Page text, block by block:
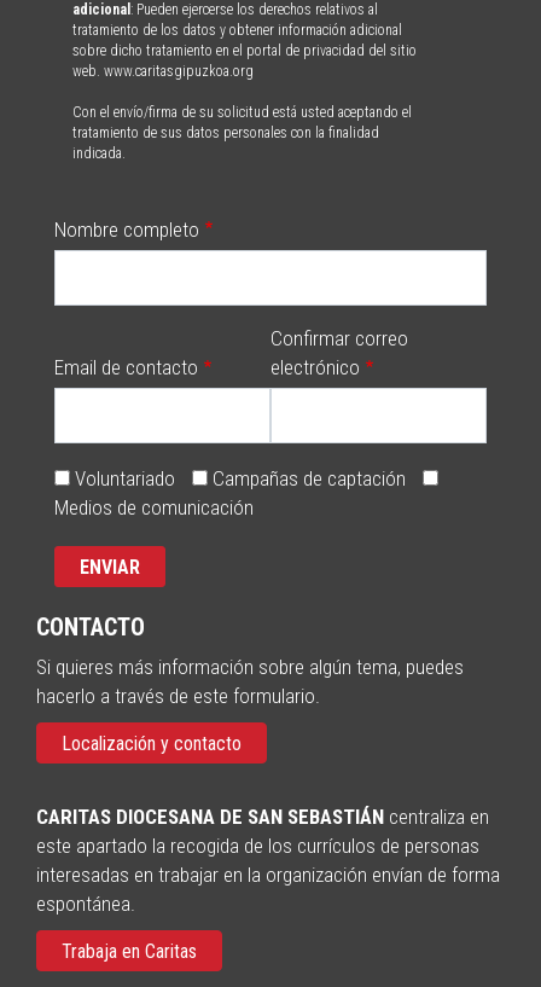
adicional : Pueden ejercerse los derechos relativos al
tratamiento de los datos y obtener información adicional
sobre dicho tratamiento en el portal de privacidad del sitio
web. www.caritasgipuzkoa.org
Con el envío/firma de su solicitud está usted aceptando el
tratamiento de sus datos personales con la finalidad
indicada.
Nombre completo
Email de contacto
Confirmar correo
electrónico
Voluntariado
Campañas de captación
Medios de comunicación
CONTACTO
Si quieres más información sobre algún tema, puedes
hacerlo a través de este formulario.
Localización y contacto
CARITAS DIOCESANA DE SAN SEBASTIÁN centraliza en
este apartado la recogida de los currículos de personas
interesadas en trabajar en la organización envían de forma
espontánea.
Trabaja en Caritas